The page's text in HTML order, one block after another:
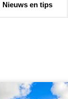
Nieuws en tips